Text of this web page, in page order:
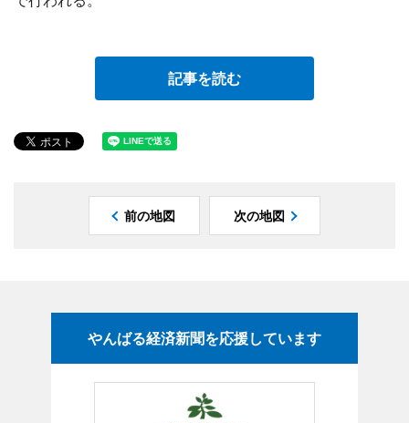
記事を読む
前の地図 次の地図
やんばる経済新聞を応援しています